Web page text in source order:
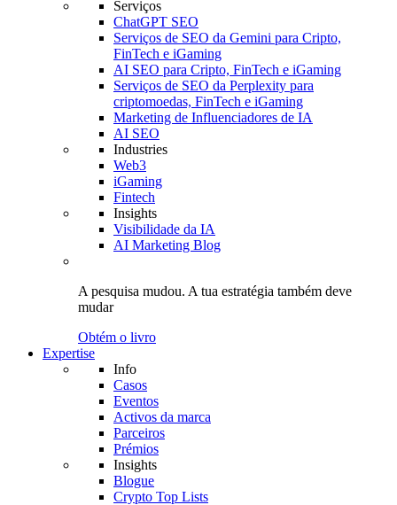
Serviços
ChatGPT SEO
Serviços de SEO da Gemini para Cripto,
FinTech e iGaming
AI SEO para Cripto, FinTech e iGaming
Serviços de SEO da Perplexity para
criptomoedas, FinTech e iGaming
Marketing de Influenciadores de IA
AI SEO
Industries
Web3
iGaming
Fintech
Insights
Visibilidade da IA
AI Marketing Blog
A pesquisa mudou. A tua estratégia também deve
mudar
Obtém o livro
Expertise
Info
Casos
Eventos
Activos da marca
Parceiros
Prémios
Insights
Blogue
Crypto Top Lists